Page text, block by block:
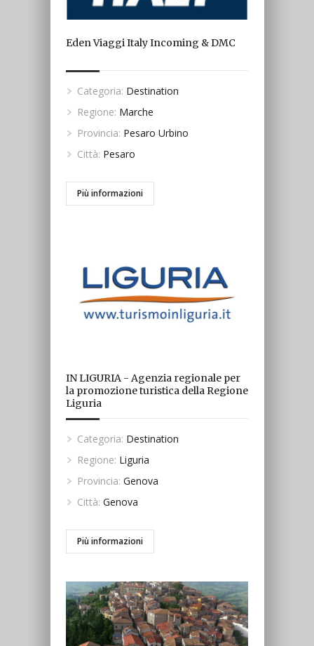
Eden Viaggi Italy Incoming & DMC
Categoria: Destination
Regione: Marche
Provincia: Pesaro Urbino
Città: Pesaro
Più informazioni
IN LIGURIA - Agenzia regionale per
la promozione turistica della Regione
Liguria
Categoria: Destination
Regione: Liguria
Provincia: Genova
Città: Genova
Più informazioni